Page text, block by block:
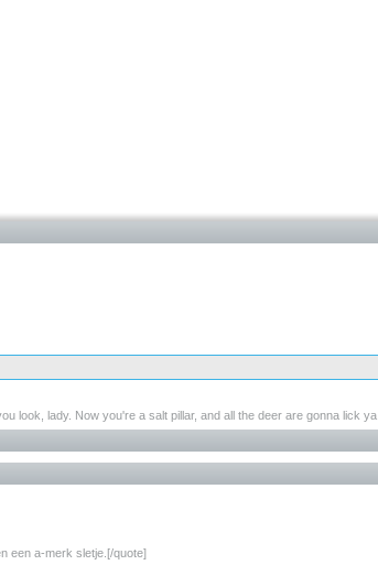
look, lady. Now you're a salt pillar, and all the deer are gonna lick ya.
een a-merk sletje.[/quote]